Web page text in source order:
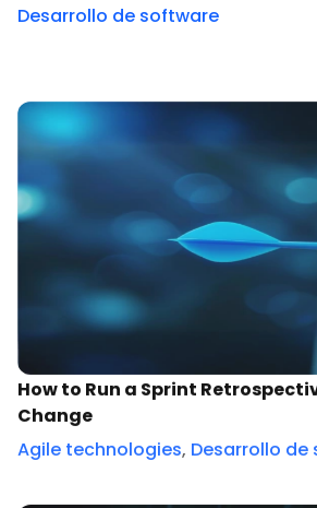
Desarrollo de software
How to Run a Sprint
Change
Agile technologies